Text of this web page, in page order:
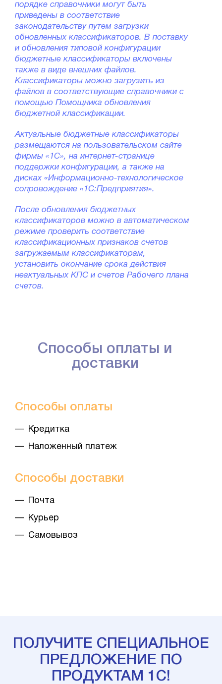
порядке справочники могут быть
приведены в соответствие
законодательству путем загрузки
обновленных классификаторов. В поставку
и обновления типовой конфигурации
бюджетные классификаторы включены
также в виде внешних файлов.
Классификаторы можно загрузить из
файлов в соответствующие справочники с
помощью Помощника обновления
бюджетной классификации.
Актуальные бюджетные классификаторы
размещаются на пользовательском сайте
фирмы «1С», на интернет-странице
поддержки конфигурации, а также на
дисках «Информационно-технологическое
сопровождение «1С:Предприятия».
После обновления бюджетных
классификаторов можно в автоматическом
режиме проверить соответствие
классификационных признаков счетов
загружаемым классификаторам,
установить окончание срока действия
неактуальных КПС и счетов Рабочего плана
счетов.
Способы оплаты и
доставки
Способы оплаты
— Кредитка
— Наложенный платеж
Способы доставки
— Почта
— Курьер
— Самовывоз
ПОЛУЧИТЕ СПЕЦИАЛЬНОЕ
ПРЕДЛОЖЕНИЕ ПО
ПРОДУКТАМ 1С!